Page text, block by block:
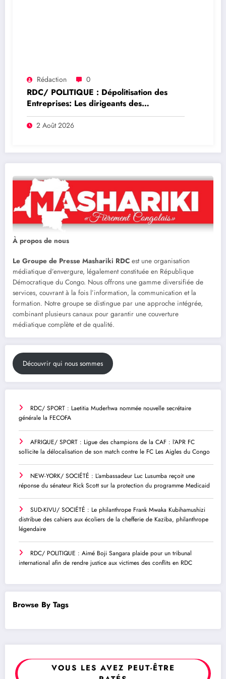
Rédaction 0
RDC/ POLITIQUE : Dépolitisation des
Entreprises: Les dirigeants des
entreprises publiques bientôt recrutés par
concours
2 Août 2026
À propos de nous
Le Groupe de Presse Mashariki RDC est une organisation
médiatique d’envergure, légalement constituée en République
Démocratique du Congo. Nous offrons une gamme diversifiée de
services, couvrant à la fois l’information, la communication et la
formation. Notre groupe se distingue par une approche intégrée,
combinant plusieurs canaux pour garantir une couverture
médiatique complète et de qualité.
Découvrir qui nous sommes
RDC/ SPORT : Laetitia Muderhwa nommée nouvelle secrétaire
générale la FECOFA
AFRIQUE/ SPORT : Ligue des champions de la CAF : l’APR FC
sollicite la délocalisation de son match contre le FC Les Aigles du Congo
NEW-YORK/ SOCIÉTÉ : L’ambassadeur Luc Lusumba reçoit une
réponse du sénateur Rick Scott sur la protection du programme Medicaid
SUD-KIVU/ SOCIÉTÉ : Le philanthrope Frank Mwaka Kubihamushizi
distribue des cahiers aux écoliers de la chefferie de Kaziba, philanthrope
légendaire
RDC/ POLITIQUE : Aimé Boji Sangara plaide pour un tribunal
international afin de rendre justice aux victimes des conflits en RDC
Browse By Tags
VOUS LES AVEZ PEUT-ÊTRE